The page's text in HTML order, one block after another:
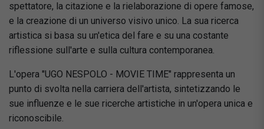
spettatore, la citazione e la rielaborazione di opere famose,
e la creazione di un universo visivo unico. La sua ricerca
artistica si basa su un'etica del fare e su una costante
riflessione sull'arte e sulla cultura contemporanea.
L'opera "UGO NESPOLO - MOVIE TIME" rappresenta un
punto di svolta nella carriera dell'artista, sintetizzando le
sue influenze e le sue ricerche artistiche in un'opera unica e
riconoscibile.